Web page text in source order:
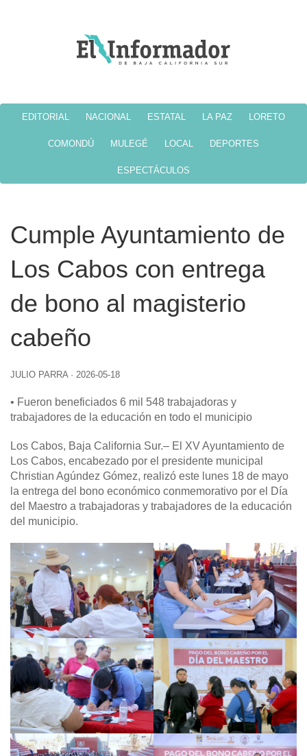
EDITORIAL NACIONAL ESTATAL LA PAZ LORETO
COMONDÚ MULEGÉ LOCAL DEPORTES
ESPECTÁCULOS
Cumple Ayuntamiento de
Los Cabos con entrega
de bono al magisterio
cabeño
JULIO PARRA · 2026-05-18
• Fueron beneficiados 6 mil 548 trabajadoras y
trabajadores de la educación en todo el municipio
Los Cabos, Baja California Sur.– El XV Ayuntamiento de
Los Cabos, encabezado por el presidente municipal
Christian Agúndez Gómez, realizó este lunes 18 de mayo
la entrega del bono económico conmemorativo por el Día
del Maestro a trabajadoras y trabajadores de la educación
del municipio.